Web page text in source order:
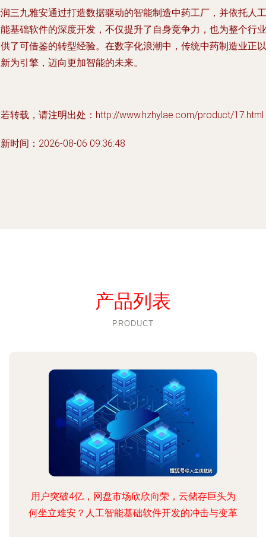
三九雅安通过打造数据驱动的智能制造中药工厂，并依托人工
基础软件的深度开发，不仅提升了自身竞争力，也为整个行业
了可借鉴的转型经验。在数字化浪潮中，传统中药制造业正以
为引擎，迈向更加智能的未来。
转载，请注明出处：http://www.hzhylae.com/product/17.html
时间：2026-08-06 09:36:48
产品列表
PRODUCT
用户突破4亿，网盘市场欣欣向荣，云储存巨头为
何坐立难安？人工智能基础软件开发的冲击与变革